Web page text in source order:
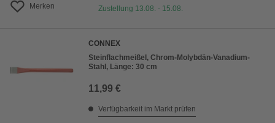
Merken
Zustellung 13.08. - 15.08.
CONNEX
Steinflachmeißel, Chrom-Molybdän-Vanadium-
Stahl, Länge: 30 cm
11,99 €
Verfügbarkeit im Markt prüfen